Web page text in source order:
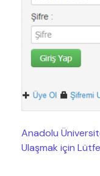
Anadolu
Ulaşmak için